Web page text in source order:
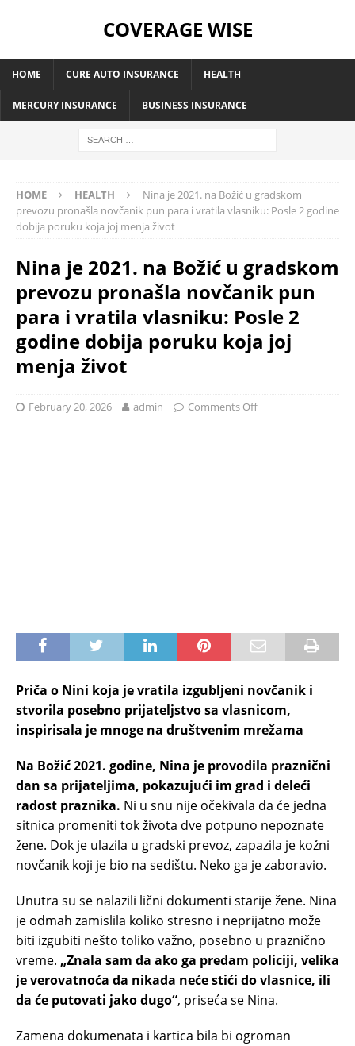
COVERAGE WISE
HOME CURE AUTO INSURANCE HEALTH
MERCURY INSURANCE BUSINESS INSURANCE
HOME HEALTH
Nina je 2021. na Božić u gradskom
prevozu pronašla novčanik pun para i vratila vlasniku: Posle 2 godine
dobija poruku koja joj menja život
Nina je 2021. na Božić u gradskom
prevozu pronašla novčanik pun
para i vratila vlasniku: Posle 2
godine dobija poruku koja joj
menja život
February 20, 2026 admin Comments Off
Priča o Nini koja je vratila izgubljeni novčanik i
stvorila posebno prijateljstvo sa vlasnicom,
inspirisala je mnoge na društvenim mrežama
Na Božić 2021. godine, Nina je provodila praznični
dan sa prijateljima, pokazujući im grad i deleći
radost praznika. Ni u snu nije očekivala da će jedna
sitnica promeniti tok života dve potpuno nepoznate
žene. Dok je ulazila u gradski prevoz, zapazila je kožni
novčanik koji je bio na sedištu. Neko ga je zaboravio.
Unutra su se nalazili lični dokumenti starije žene. Nina
je odmah zamislila koliko stresno i neprijatno može
biti izgubiti nešto toliko važno, posebno u praznično
vreme. „Znala sam da ako ga predam policiji, velika
je verovatnoća da nikada neće stići do vlasnice, ili
da će putovati jako dugo“, priseća se Nina.
Zamena dokumenata i kartica bila bi ogroman